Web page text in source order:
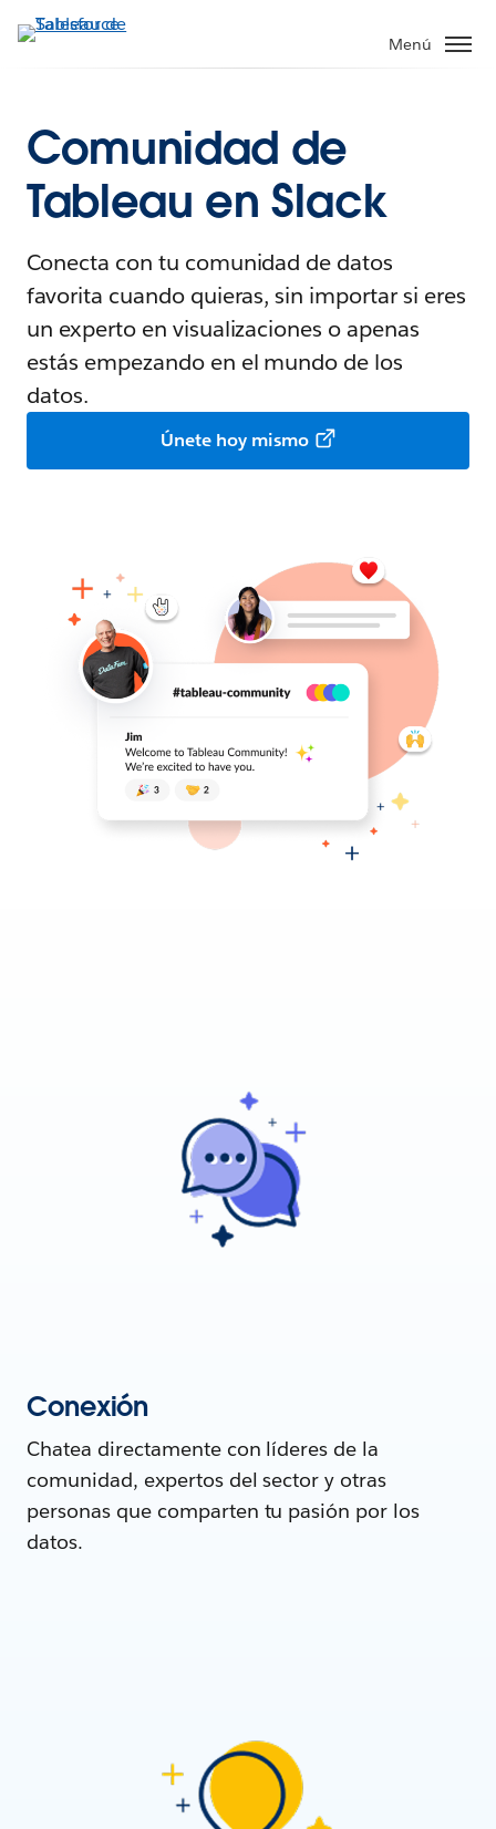
Menú
Comunidad de
Tableau en Slack
Conecta con tu comunidad de datos
favorita cuando quieras, sin importar si eres
un experto en visualizaciones o apenas
estás empezando en el mundo de los
datos.
Únete hoy mismo
Conexión
Chatea directamente con líderes de la
comunidad, expertos del sector y otras
personas que comparten tu pasión por los
datos.